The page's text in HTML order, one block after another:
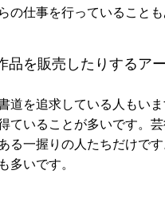
の仕事を行っていることも
品を販売したりするア
道を追求している人もい
ていることが多いです。
る一握りの人たちだけで
多いです。